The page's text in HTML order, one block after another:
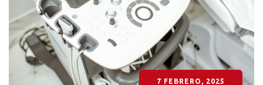
7 FEBRERO, 2025